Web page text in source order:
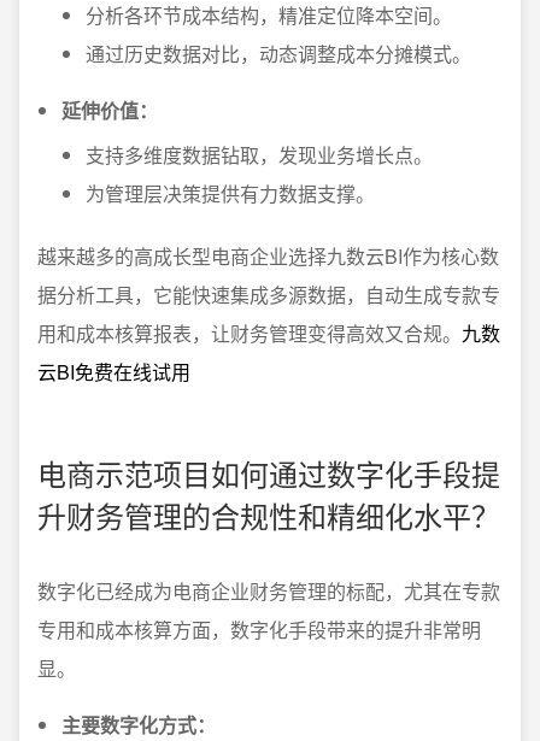
分析各环节成本结构，精准定位降本空间。
通过历史数据对比，动态调整成本分摊模式。
延伸价值：
支持多维度数据钻取，发现业务增长点。
为管理层决策提供有力数据支撑。
越来越多的高成长型电商企业选择九数云BI作为核心数
据分析工具，它能快速集成多源数据，自动生成专款专
用和成本核算报表，让财务管理变得高效又合规。 九数
云BI免费在线试用
电商示范项目如何通过数字化手段提
升财务管理的合规性和精细化水平？
数字化已经成为电商企业财务管理的标配，尤其在专款
专用和成本核算方面，数字化手段带来的提升非常明
显。
主要数字化方式：